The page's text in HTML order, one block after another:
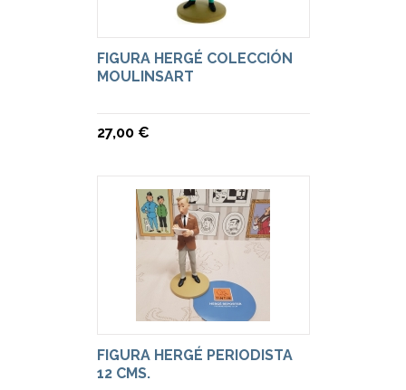
FIGURA HERGÉ COLECCIÓN
MOULINSART
27,00 €
FIGURA HERGÉ PERIODISTA
12 CMS.